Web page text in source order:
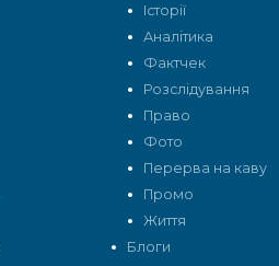
Історії
Аналітика
Фактчек
Розслідування
Право
Фото
Перерва на каву
Промо
Життя
Блоги